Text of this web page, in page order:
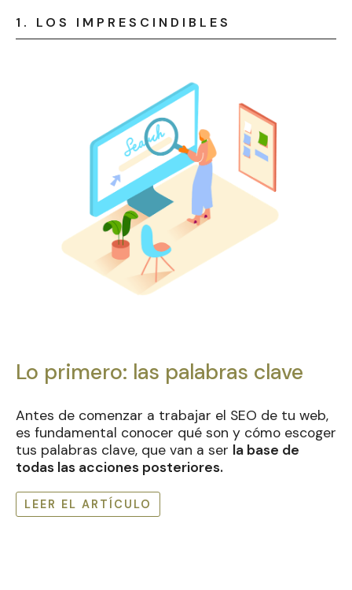
1. LOS IMPRESCINDIBLES
Lo primero: las palabras clave
Antes de comenzar a trabajar el SEO de tu web,
es fundamental conocer qué son y cómo escoger
tus palabras clave, que van a ser la base de
todas las acciones posteriores.
LEER EL ARTÍCULO